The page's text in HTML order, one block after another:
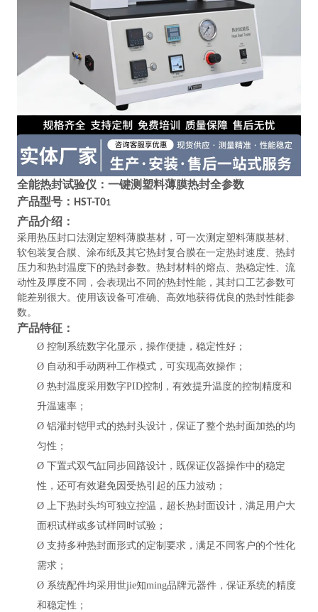
全能热封试验仪：一键测塑料薄膜热封全参数
产品型号： HST-T01
产品介绍：
采用热压封口法测定塑料薄膜基材，可一次测定塑料薄膜基材、
软包装复合膜、涂布纸及其它热封复合膜在一定热封速度、热封
压力和热封温度下的热封参数。热封材料的熔点、热稳定性、流
动性及厚度不同，会表现出不同的热封性能，其封口工艺参数可
能差别很大。使用该设备可准确、高效地获得优良的热封性能参
数。
产品特征：
Ø 控制系统数字化显示，操作便捷，稳定性好；
Ø 自动和手动两种工作模式，可实现高效操作；
Ø 热封温度采用数字PID控制，有效提升温度的控制精度和
升温速率；
Ø 铝灌封铠甲式的热封头设计，保证了整个热封面加热的均
匀性；
Ø 下置式双气缸同步回路设计，既保证仪器操作中的稳定
性，还可有效避免因受热引起的压力波动；
Ø 上下热封头均可独立控温，超长热封面设计，满足用户大
面积试样或多试样同时试验；
Ø 支持多种热封面形式的定制要求，满足不同客户的个性化
需求；
Ø 系统配件均采用世jie知ming品牌元器件，保证系统的精度
和稳定性；